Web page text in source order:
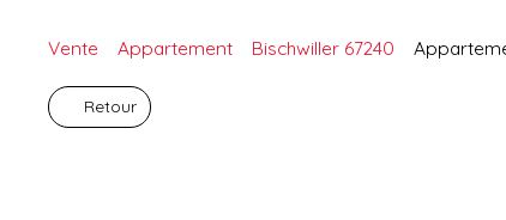
Vente Appartement Bischwiller 67240
Retour